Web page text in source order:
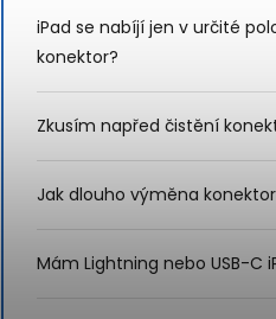
iPad se nabíjí jen v určité
konektor?
Zkusím napřed čistění
Jak dlouho výměna
Mám Lightning nebo USB-C